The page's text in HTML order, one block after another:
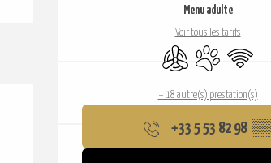
Menu adulte
Voir tous les tarifs
Air conditionné
AnimauxWiFi
+ 18 autre(s) prestation(s)
+33 5 53 82 98